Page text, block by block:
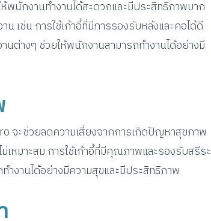
นักงานทำงานได้สะดวกและมีประสิทธิภาพมาก
เช่น การใช้เก้าอี้ที่มีการรองรับหลังและคอได้ดี
ต่างๆ ช่วยให้พนักงานสามารถทำงานได้อย่างมี
จะช่วยลดความเสี่ยงจากการเกิดปัญหาสุขภาพ
เหมาะสม การใช้เก้าอี้ที่มีคุณภาพและรองรับสรีระ
งานได้อย่างมีความสุขและมีประสิทธิภาพ